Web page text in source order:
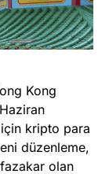
Kong
için kripto para
düzenleme,
olan